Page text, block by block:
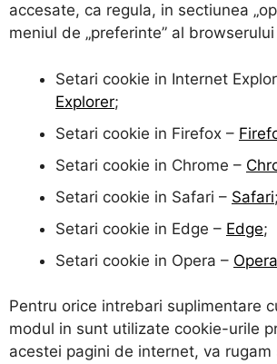
accesate, ca regula, in sectiunea
meniul de „preferinte” al
Setari cookie in Internet
Explorer;
Setari cookie in Firefox –
Setari cookie in Chrome –
Setari cookie in Safari – Safari;
Setari cookie in Edge – Edge;
Setari cookie in Opera – Opera
Pentru orice intrebari suplimentare
modul in sunt utilizate cookie-urile
acestei pagini de internet, va